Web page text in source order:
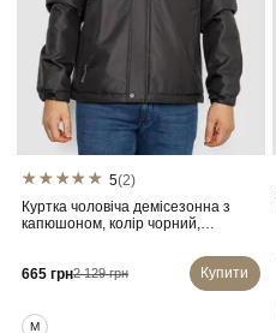
5(2)
Куртка чоловіча демісезонна з
капюшоном, колір чорний,
665 грн2 129 грн Купити
M